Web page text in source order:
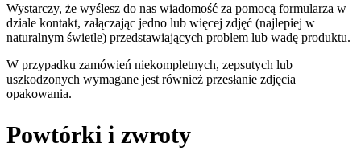
Wystarczy, że wyślesz do nas wiadomość za pomocą formularza w
dziale kontakt, załączając jedno lub więcej zdjęć (najlepiej w
naturalnym świetle) przedstawiających problem lub wadę produktu.
W przypadku zamówień niekompletnych, zepsutych lub
uszkodzonych wymagane jest również przesłanie zdjęcia
opakowania.
Powtórki i zwroty